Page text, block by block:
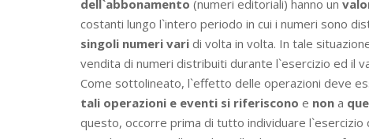
dell`abbonamento (numeri editoriali) hanno un
costanti lungo l`intero periodo in cui i numeri sono
singoli numeri vari di volta in volta. In tale
vendita di numeri distribuiti durante l`esercizio ed il
Come sottolineato, l`effetto delle operazioni deve
tali operazioni e eventi si riferiscono e non a
questo, occorre prima di tutto individuare